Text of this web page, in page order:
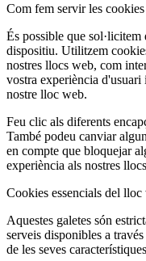
Com fem servir les cookies
És possible que
dispositiu. Utilitzem
nostres llocs web, com
vostra experiència
nostre lloc web.
Feu clic als diferents
També podeu canviar
en compte que bloquejar
experiència als nostres
Cookies essencials del lloc
Aquestes galetes són
serveis disponibles a
de les seves